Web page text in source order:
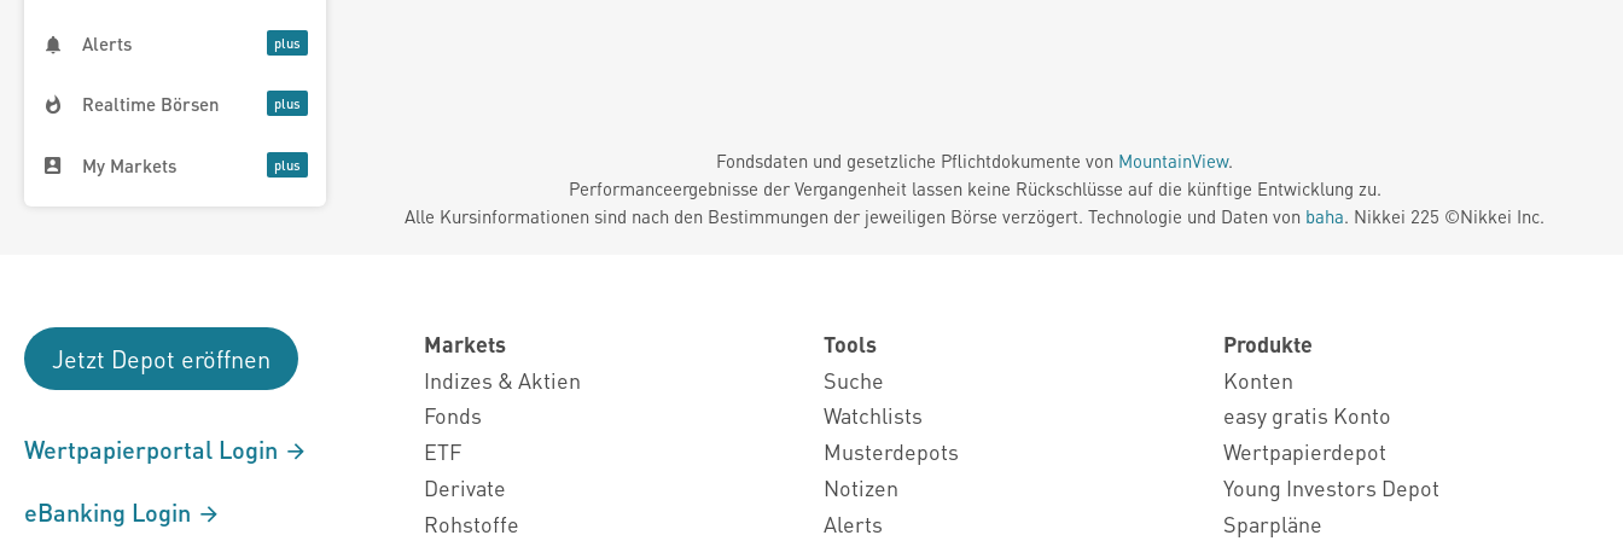
Alerts
Realtime Börsen
My Markets Fondsdaten und gesetzliche Pflichtdokumente von MountainView.
Performanceergebnisse der Vergangenheit lassen keine Rückschlüsse auf die künftige Entwicklung zu.
Alle Kursinformationen sind nach den Bestimmungen der jeweiligen Börse verzögert. Technologie und Daten von baha. Nikkei 225 ©Nikkei Inc.
Jetzt Depot eröffnen
Wertpapierportal Login
eBanking Login
Markets
Indizes & Aktien
Fonds
ETF
Derivate
Rohstoffe
Tools
Suche
Watchlists
Musterdepots
Notizen
Alerts
Produkte
Konten
easy gratis Konto
Wertpapierdepot
Young Investors Depot
Sparpläne